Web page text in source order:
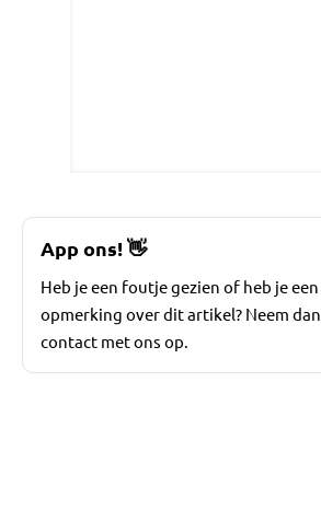
App ons!👋
Heb je een foutje gezien of heb je een
opmerking over dit artikel? Neem dan
contact met ons op.